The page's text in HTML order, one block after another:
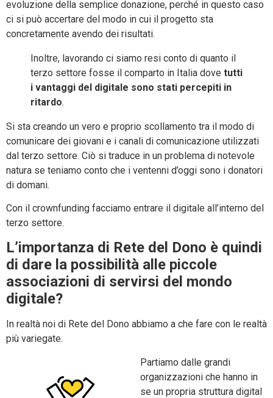
evoluzione della semplice donazione, perché in questo caso
ci si può accertare del modo in cui il progetto sta
concretamente avendo dei risultati.
Inoltre, lavorando ci siamo resi conto di quanto il
terzo settore fosse il comparto in Italia dove tutti
i vantaggi del digitale sono stati percepiti in
ritardo.
Si sta creando un vero e proprio scollamento tra il modo di
comunicare dei giovani e i canali di comunicazione utilizzati
dal terzo settore. Ciò si traduce in un problema di notevole
natura se teniamo conto che i ventenni d’oggi sono i donatori
di domani.
Con il crownfunding facciamo entrare il digitale all’interno del
terzo settore.
L’importanza di Rete del Dono è quindi
di dare la possibilità alle piccole
associazioni di servirsi del mondo
digitale?
In realtà noi di Rete del Dono abbiamo a che fare con le realtà
più variegate.
Partiamo dalle grandi
organizzazioni che hanno in
se un propria struttura digital